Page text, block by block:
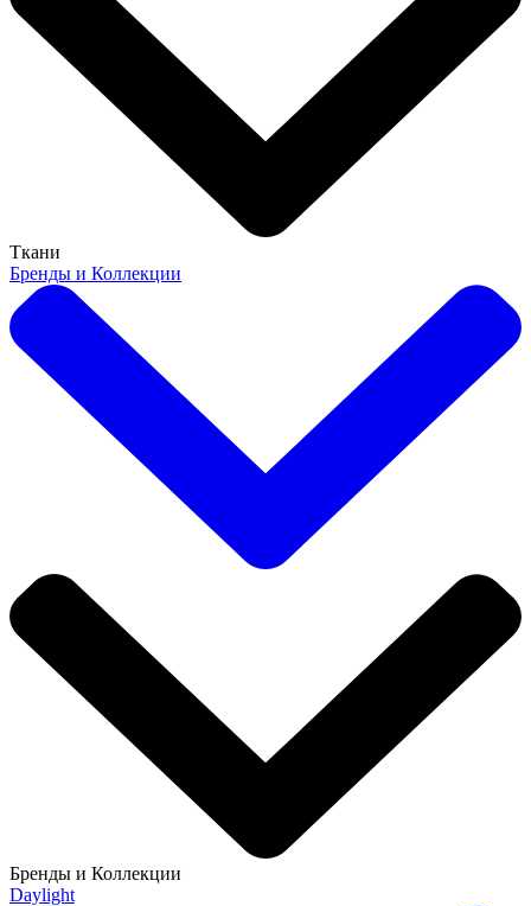
Ткани
Бренды и Коллекции
Бренды и Коллекции
Daylight